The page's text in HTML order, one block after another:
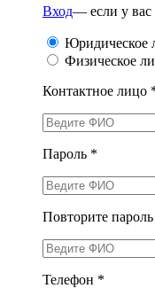
Вход— если у вас
Юридическое
Физическое
Контактное лицо
Пароль *
Повторите
Телефон *